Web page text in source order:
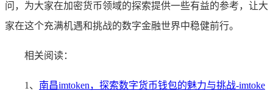
问，为大家在加密货币领域的探索提供一些有益的参考，让大
家在这个充满机遇和挑战的数字金融世界中稳健前行。
相关阅读：
1、 南昌imtoken，探索数字货币钱包的魅力与挑战-imtoke